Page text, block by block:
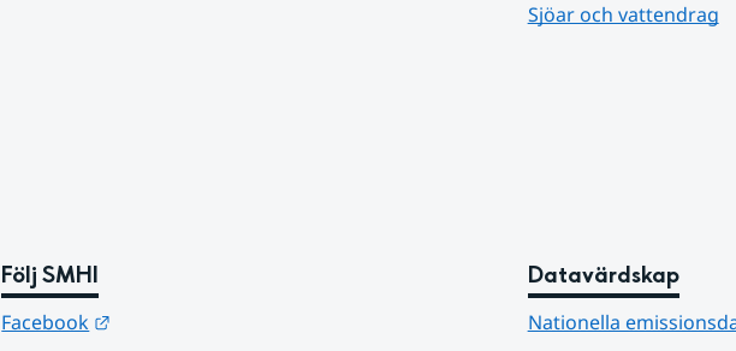
Sjöar och vattendrag
Följ SMHI
Facebook
Datavärdskap
Nationella